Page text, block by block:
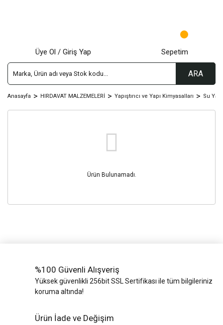
ARA
Üye Ol / Giriş Yap Sepetim
Anasayfa HIRDAVAT MALZEMELERİ Yapıştırıcı ve Yapı Kimyasalları Su
Ürün Bulunamadı.
%100 Güvenli Alışveriş
Yüksek güvenlikli 256bit SSL Sertifikası ile tüm bilgileriniz
koruma altında!
Ürün İade ve Değişim